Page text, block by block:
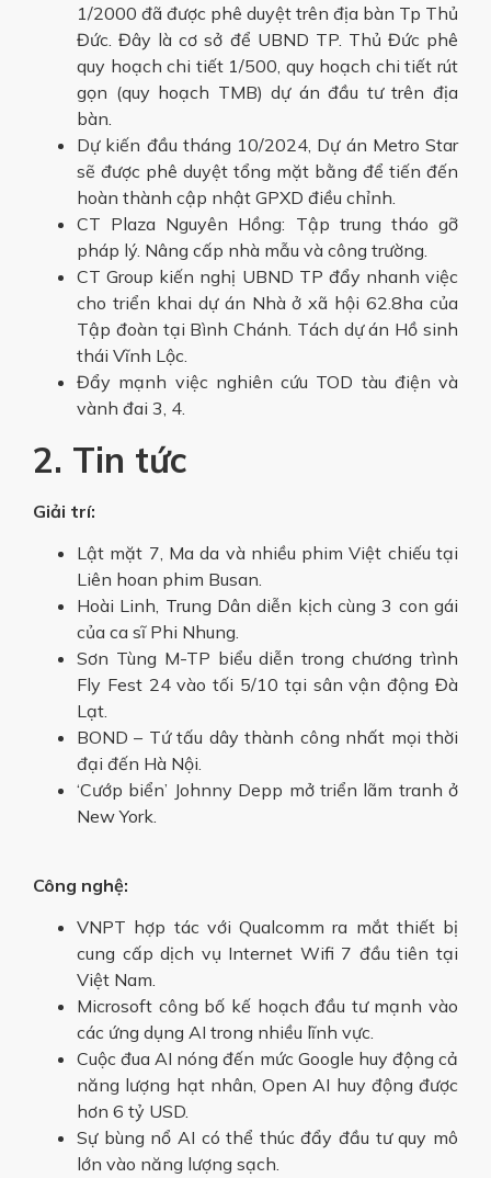
1/2000 đã được phê duyệt trên địa bàn Tp Thủ
Đức. Đây là cơ sở để UBND TP. Thủ Đức phê
quy hoạch chi tiết 1/500, quy hoạch chi tiết rút
gọn (quy hoạch TMB) dự án đầu tư trên địa
bàn.
Dự kiến đầu tháng 10/2024, Dự án Metro Star
sẽ được phê duyệt tổng mặt bằng để tiến đến
hoàn thành cập nhật GPXD điều chỉnh.
CT Plaza Nguyên Hồng: Tập trung tháo gỡ
pháp lý. Nâng cấp nhà mẫu và công trường.
CT Group kiến nghị UBND TP đẩy nhanh việc
cho triển khai dự án Nhà ở xã hội 62.8ha của
Tập đoàn tại Bình Chánh. Tách dự án Hồ sinh
thái Vĩnh Lộc.
Đẩy mạnh việc nghiên cứu TOD tàu điện và
vành đai 3, 4.
2. Tin tức
Giải trí:
Lật mặt 7, Ma da và nhiều phim Việt chiếu tại
Liên hoan phim Busan.
Hoài Linh, Trung Dân diễn kịch cùng 3 con gái
của ca sĩ Phi Nhung.
Sơn Tùng M-TP biểu diễn trong chương trình
Fly Fest 24 vào tối 5/10 tại sân vận động Đà
Lạt.
BOND – Tứ tấu dây thành công nhất mọi thời
đại đến Hà Nội.
‘Cướp biển’ Johnny Depp mở triển lãm tranh ở
New York.
Công nghệ:
VNPT hợp tác với Qualcomm ra mắt thiết bị
cung cấp dịch vụ Internet Wifi 7 đầu tiên tại
Việt Nam.
Microsoft công bố kế hoạch đầu tư mạnh vào
các ứng dụng AI trong nhiều lĩnh vực.
Cuộc đua AI nóng đến mức Google huy động cả
năng lượng hạt nhân, Open AI huy động được
hơn 6 tỷ USD.
Sự bùng nổ AI có thể thúc đẩy đầu tư quy mô
lớn vào năng lượng sạch.